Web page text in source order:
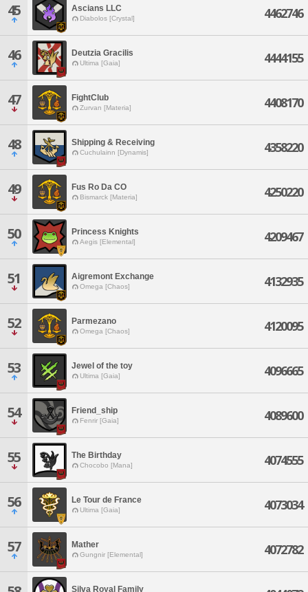
45 Ascians LLC
Diabolos [Crystal] 4462746
46 Deutzia Gracilis
Ultima [Gaia] 4444155
47 FightClub
Zurvan [Materia] 4408170
48 Shipping & Receiving
Cuchulainn [Dynamis] 4358220
49 Fus Ro Da CO
Bismarck [Materia] 4250220
50 Princess Knights
Aegis [Elemental] 4209467
51 Aigremont Exchange
Omega [Chaos] 4132935
52 Parmezano
Omega [Chaos] 4120095
53 Jewel of the toy
Ultima [Gaia] 4096665
54 Friend_ship
Fenrir [Gaia] 4089600
55 The Birthday
Chocobo [Mana] 4074555
56 Le Tour de France
Ultima [Gaia] 4073034
57 Mather
Gungnir [Elemental] 4072782
Silva Royal Family